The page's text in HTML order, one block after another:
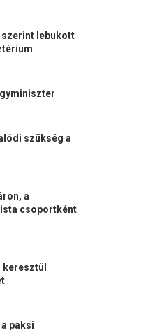
szerint lebukott
szükség a
a
csoportként
paksi